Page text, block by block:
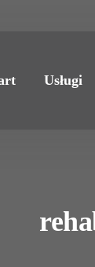
Usługi